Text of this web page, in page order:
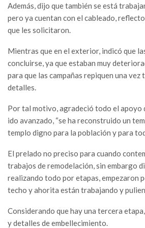
Además, dijo que también se está
pero ya cuentan con el cableado,
que les solicitaron.
Mientras que en el exterior, indicó que
concluirse, ya que estaban muy
para que las campañas repiquen una vez
detalles.
Por tal motivo, agradeció todo el apoyo
ido avanzado, “se ha reconstruido un
templo digno para la población y para
El prelado no preciso para cuando
trabajos de remodelación, sin embargo
realizando todo por etapas, empezaron
techo y ahorita están trabajando y
Considerando que hay una tercera
y detalles de embellecimiento.